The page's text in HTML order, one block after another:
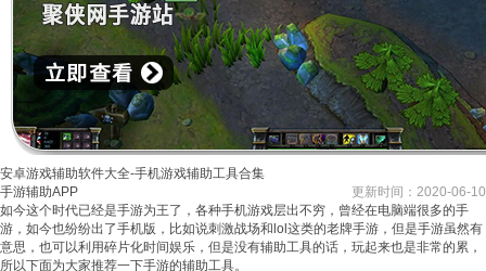
安卓游戏辅助软件大全-手机游戏辅助工具合集
手游辅助APP
更新时间：2020-06-10
如今这个时代已经是手游为王了，各种手机游戏层出不穷，曾经在电脑端很多的手
游，如今也纷纷出了手机版，比如说刺激战场和lol这类的老牌手游，但是手游虽然有
意思，也可以利用碎片化时间娱乐，但是没有辅助工具的话，玩起来也是非常的累，
所以下面为大家推荐一下手游的辅助工具。